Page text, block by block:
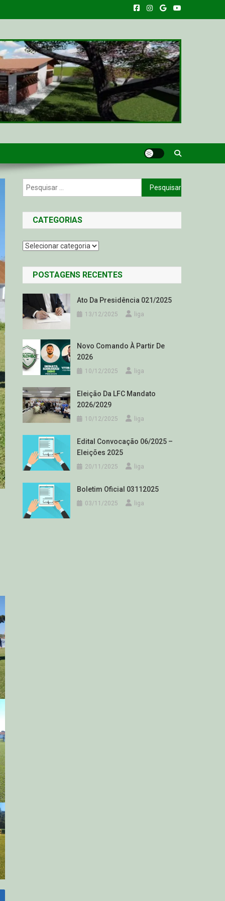
Pesquisar
por:
CATEGORIAS
Categorias
POSTAGENS RECENTES
Ato Da Presidência 021/2025
13/12/2025 liga
Novo Comando À Partir De
2026
10/12/2025 liga
Eleição Da LFC Mandato
2026/2029
10/12/2025 liga
Edital Convocação 06/2025 –
Eleições 2025
20/11/2025 liga
Boletim Oficial 03112025
03/11/2025 liga